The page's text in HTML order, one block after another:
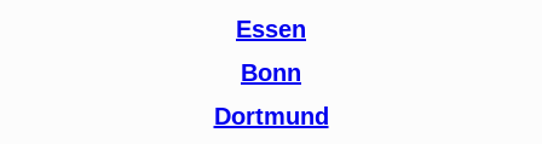
Essen
Bonn
Dortmund